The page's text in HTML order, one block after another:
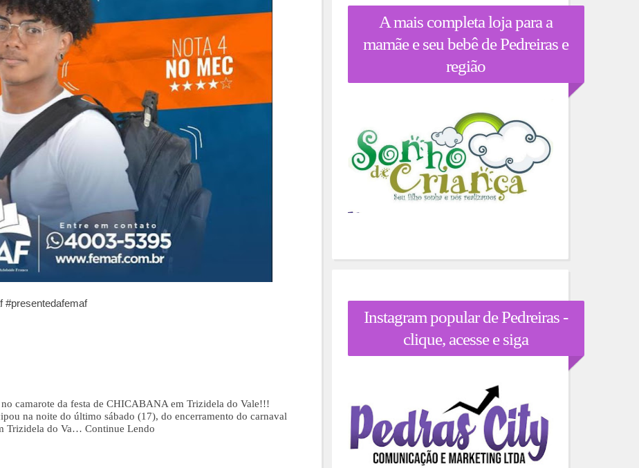
#presentedafemaf
camarote da festa de CHICABANA em Trizidela do Vale!!!
na noite do último sábado (17), do encerramento do carnaval
Trizidela do Va… Continue Lendo
A mais completa loja para a
mamãe e seu bebê de Pedreiras e
região
Instagram popular de Pedreiras -
clique, acesse e siga